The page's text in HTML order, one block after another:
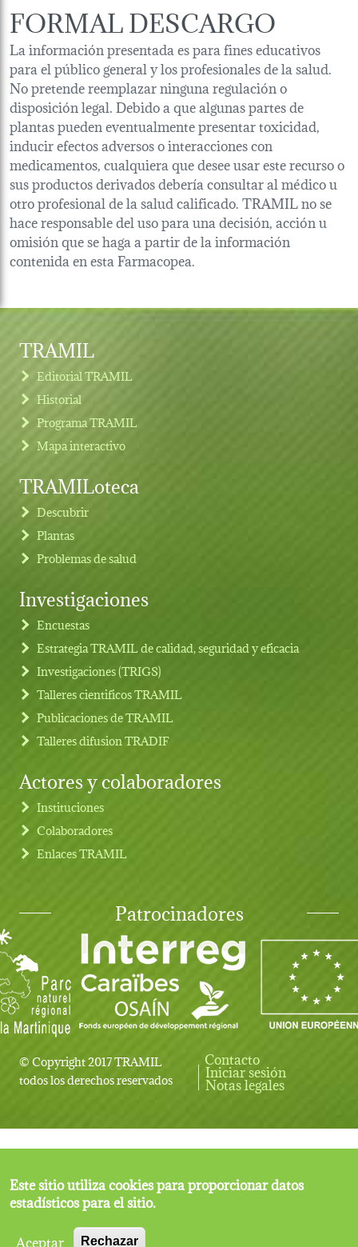
FORMAL DESCARGO
La información presentada es para fines educativos
para el público general y los profesionales de la salud.
No pretende reemplazar ninguna regulación o
disposición legal. Debido a que algunas partes de
plantas pueden eventualmente presentar toxicidad,
inducir efectos adversos o interacciones con
medicamentos, cualquiera que desee usar este recurso o
sus productos derivados debería consultar al médico u
otro profesional de la salud calificado. TRAMIL no se
hace responsable del uso para una decisión, acción u
omisión que se haga a partir de la información
contenida en esta Farmacopea.
Footer menu
TRAMIL
Editorial TRAMIL
Historial
Programa TRAMIL
Mapa interactivo
TRAMILoteca
Descubrir
Plantas
Problemas de salud
Investigaciones
Encuestas
Estrategia TRAMIL de calidad, seguridad y eficacia
Investigaciones (TRIGS)
Talleres cientificos TRAMIL
Publicaciones de TRAMIL
Talleres difusion TRADIF
Actores y colaboradores
Instituciones
Colaboradores
Enlaces TRAMIL
Patrocinadores
© Copyright 2017 TRAMIL
todos los derechos reservados
User account menu
Contacto
Iniciar sesión
Notas legales
Este sitio utiliza cookies para proporcionar datos
estadísticos para el sitio.
Aceptar
Rechazar